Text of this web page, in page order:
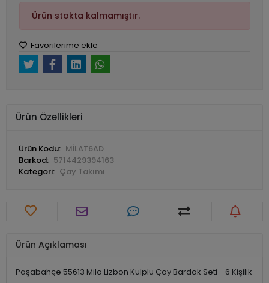
Ürün stokta kalmamıştır.
Favorilerime ekle
Ürün Özellikleri
Ürün Kodu: MİLAT6AD
Barkod: 5714429394163
Kategori: Çay Takımı
Ürün Açıklaması
Paşabahçe 55613 Mila Lizbon Kulplu Çay Bardak Seti - 6 Kişilik